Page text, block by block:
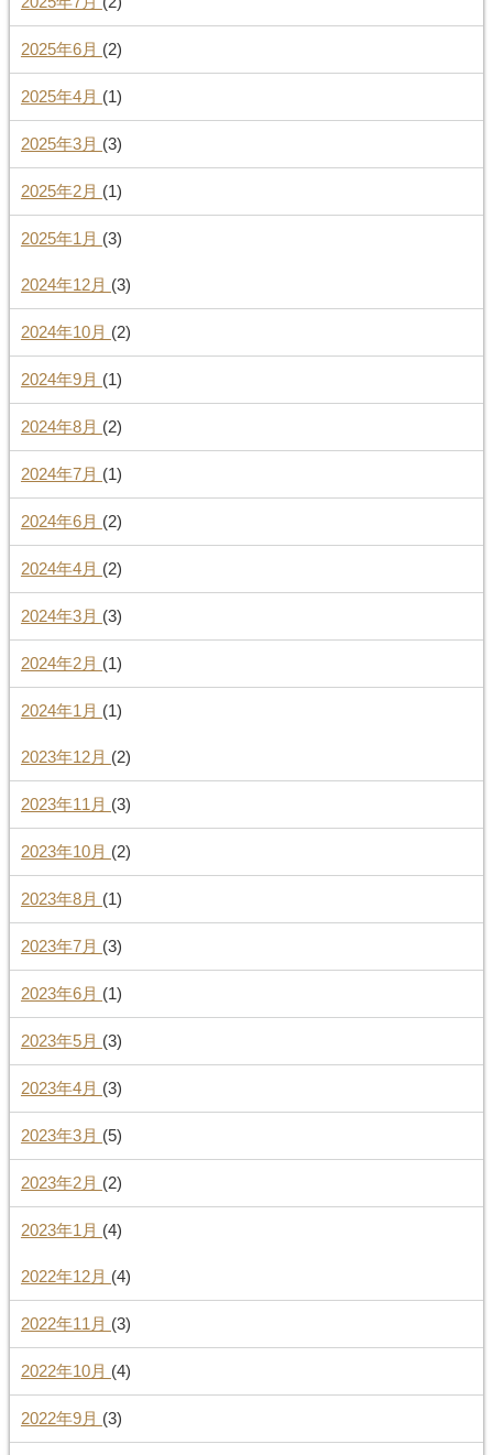
2025年6月 (2)
2025年4月 (1)
2025年3月 (3)
2025年2月 (1)
2025年1月 (3)
2024年12月 (3)
2024年10月 (2)
2024年9月 (1)
2024年8月 (2)
2024年7月 (1)
2024年6月 (2)
2024年4月 (2)
2024年3月 (3)
2024年2月 (1)
2024年1月 (1)
2023年12月 (2)
2023年11月 (3)
2023年10月 (2)
2023年8月 (1)
2023年7月 (3)
2023年6月 (1)
2023年5月 (3)
2023年4月 (3)
2023年3月 (5)
2023年2月 (2)
2023年1月 (4)
2022年12月 (4)
2022年11月 (3)
2022年10月 (4)
2022年9月 (3)